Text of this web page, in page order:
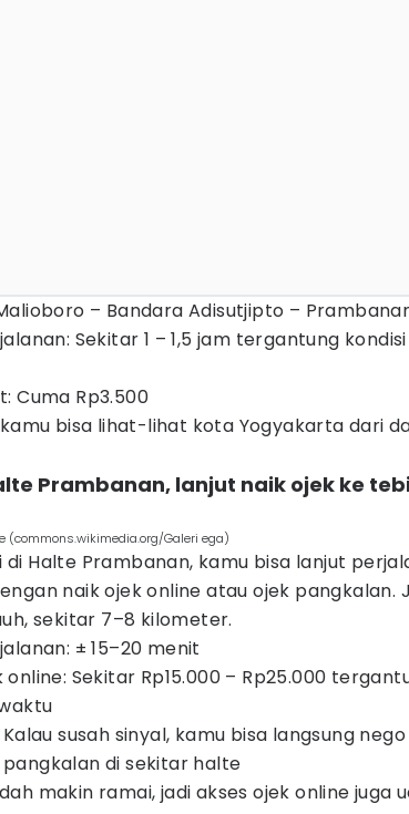
– Bandara Adisutjipto –
Sekitar 1 – 1,5 jam tergantung
Cuma Rp3.500
bisa lihat-lihat kota Yogyakarta dari
Prambanan, lanjut naik ojek ke
(commons.wikimedia.org/Galeri ega)
di Halte Prambanan, kamu bisa lanjut
naik ojek online atau ojek pangkalan.
sekitar 7–8 kilometer.
± 15–20 menit
online: Sekitar Rp15.000 – Rp25.000
Kalau susah sinyal, kamu bisa langsung
di sekitar halte
makin ramai, jadi akses ojek online juga